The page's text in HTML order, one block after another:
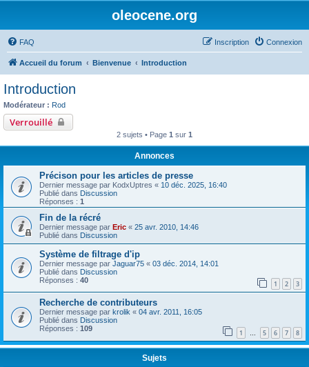
oleocene.org
FAQ Connexion
Inscription
Accueil du forum Bienvenue Introduction
Introduction
Modérateur : Rod
Verrouillé
2 sujets • Page 1 sur 1
Annonces
Précison pour les articles de presse
Dernier message par KodxUptres « 10 déc. 2025, 16:40
Publié dans Discussion
Réponses : 1
Fin de la récré
Dernier message par Eric « 25 avr. 2010, 14:46
Publié dans Discussion
Système de filtrage d'ip
Dernier message par Jaguar75 « 03 déc. 2014, 14:01
Publié dans Discussion
Réponses : 40 1 2 3
Recherche de contributeurs
Dernier message par krolik « 04 avr. 2011, 16:05
Publié dans Discussion
Réponses : 109 1 … 5 6 7 8
Sujets